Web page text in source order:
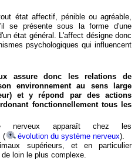
état affectif, pénible ou agréable,
se présente sous la forme d'une
état général. L'affect désigne donc
psychologiques qui influencent
assure donc les relations de
environnement au sens large
et y répond par des actions
fonctionnellement tous les
nerveux apparaît chez les
( évolution du système nerveux).
supérieurs, et en particulier
de loin le plus complexe.